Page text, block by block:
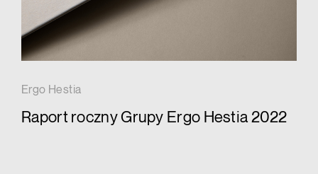
Ergo Hestia
Raport roczny Grupy Ergo Hestia 2022